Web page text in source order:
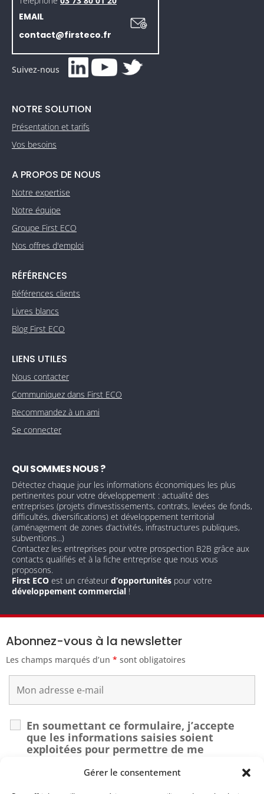
Gérer le consentement
EMAIL
contact@firsteco.fr
Suivez-nous
NOTRE SOLUTION
Présentation et tarifs
Vos besoins
A PROPOS DE NOUS
Notre expertise
Notre équipe
Groupe First ECO
Nos offres d'emploi
RÉFÉRENCES
Références clients
Livres blancs
Blog First ECO
LIENS UTILES
Nous contacter
Communiquez dans First ECO
Recommandez à un ami
Se connecter
QUI SOMMES NOUS ?
Détectez chaque jour les informations économiques les plus
pertinentes pour votre développement : actualité des
entreprises (projets d’investissements, contrats, levées de fonds,
difficultés, diversifications) et développement territorial
(aménagement de zones d’activités, infrastructures publiques,
subventions...)
Contactez les entreprises pour votre prospection B2B grâce aux
contacts qualifiés et à la fiche entreprise que nous vous
proposons.
First ECO est un créateurd’opportunités pour votre
développement commercial !
Abonnez-vous à la newsletter
Les champs marqués d’un * sont obligatoires
En soumettant ce formulaire, j’accepte
que les informations saisies soient
exploitées pour permettre de me